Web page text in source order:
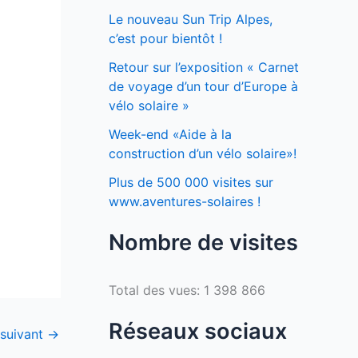
→
Le nouveau Sun Trip Alpes,
c’est pour bientôt !
Retour sur l’exposition « Carnet
de voyage d’un tour d’Europe à
vélo solaire »
Week-end «Aide à la
construction d’un vélo solaire»!
Plus de 500 000 visites sur
www.aventures-solaires !
Nombre de visites
Total des vues: 1 398 866
Réseaux sociaux